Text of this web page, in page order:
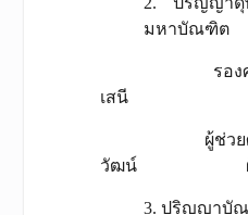
มหาบัณฑิต
รองศาสตร
เสนี รอง
ผู้ช่วยศาสต
วัฒน์ ผู้ช่วย
3. ปริญญาบั